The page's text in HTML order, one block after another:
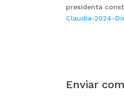
presidenta
Claudia-2024-
Enviar